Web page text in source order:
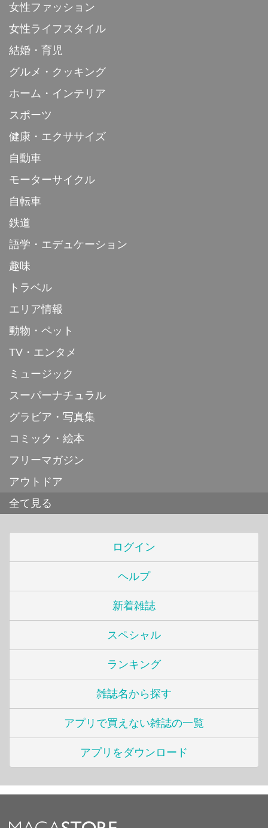
女性ファッション
女性ライフスタイル
結婚・育児
グルメ・クッキング
ホーム・インテリア
スポーツ
健康・エクササイズ
自動車
モーターサイクル
自転車
鉄道
語学・エデュケーション
趣味
トラベル
エリア情報
動物・ペット
TV・エンタメ
ミュージック
スーパーナチュラル
グラビア・写真集
コミック・絵本
フリーマガジン
アウトドア
全て見る
ログイン
ヘルプ
新着雑誌
スペシャル
ランキング
雑誌名から探す
アプリで買えない雑誌の一覧
アプリをダウンロード